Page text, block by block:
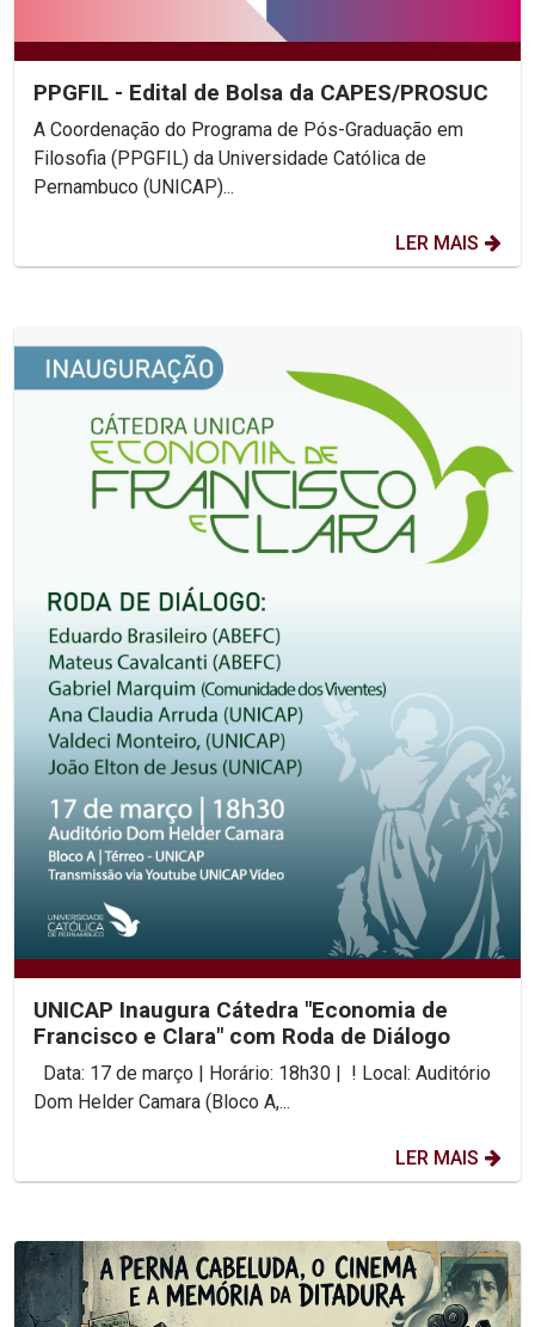
PPGFIL - Edital de Bolsa da CAPES/PROSUC
A Coordenação do Programa de Pós-Graduação em
Filosofia (PPGFIL) da Universidade Católica de
Pernambuco (UNICAP)...
LER MAIS
UNICAP Inaugura Cátedra "Economia de
Francisco e Clara" com Roda de Diálogo
Dom Helder Camara (Bloco A,...
LER MAIS